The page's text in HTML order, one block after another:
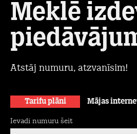
Meklē
Atstāj numuru, atzvanīsim!
Tarifu plāni Mājas
Ievadi numuru šeit